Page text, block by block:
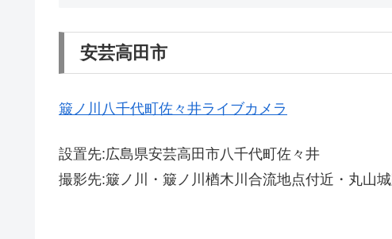
安芸高田市
簸ノ川八千代町佐々井ライブカメラ
設置先:広島県安芸高田市八千代町佐々井
撮影先:簸ノ川・簸ノ川楢木川合流地点付近・丸山